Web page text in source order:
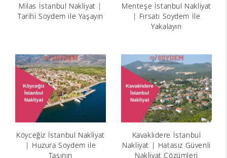
Milas İstanbul Nakliyat |
Tarihi Soydem ile Yaşayın
Menteşe İstanbul Nakliyat
| Fırsatı Soydem İle
Yakalayın
Köyceğiz İstanbul Nakliyat
| Huzura Soydem ile
Taşının
Kavaklıdere İstanbul
Nakliyat | Hatasız Güvenli
Nakliyat Çözümleri